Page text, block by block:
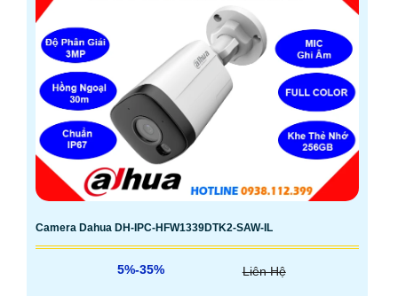
Camera Dahua DH-IPC-HFW1339DTK2-SAW-IL
5%-35% Liên Hệ